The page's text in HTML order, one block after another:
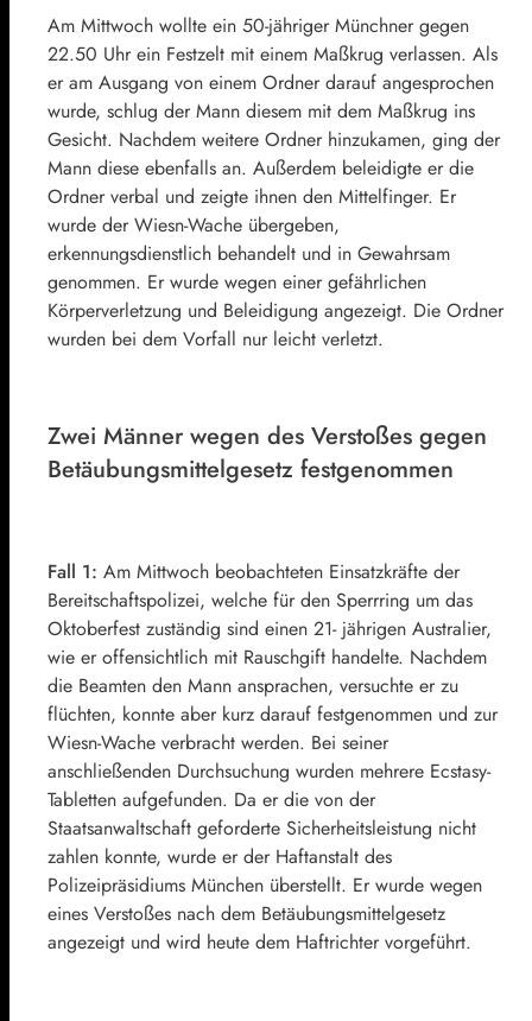
Am Mittwoch wollte ein 50-jähriger Münchner gegen
22.50 Uhr ein Festzelt mit einem Maßkrug verlassen. Als
er am Ausgang von einem Ordner darauf angesprochen
wurde, schlug der Mann diesem mit dem Maßkrug ins
Gesicht. Nachdem weitere Ordner hinzukamen, ging der
Mann diese ebenfalls an. Außerdem beleidigte er die
Ordner verbal und zeigte ihnen den Mittelfinger. Er
wurde der Wiesn-Wache übergeben,
erkennungsdienstlich behandelt und in Gewahrsam
genommen. Er wurde wegen einer gefährlichen
Körperverletzung und Beleidigung angezeigt. Die Ordner
wurden bei dem Vorfall nur leicht verletzt.
Zwei Männer wegen des Verstoßes gegen
Betäubungsmittelgesetz festgenommen
Fall 1: Am Mittwoch beobachteten Einsatzkräfte der
Bereitschaftspolizei, welche für den Sperrring um das
Oktoberfest zuständig sind einen 21- jährigen Australier,
wie er offensichtlich mit Rauschgift handelte. Nachdem
die Beamten den Mann ansprachen, versuchte er zu
flüchten, konnte aber kurz darauf festgenommen und zur
Wiesn-Wache verbracht werden. Bei seiner
anschließenden Durchsuchung wurden mehrere Ecstasy-
Tabletten aufgefunden. Da er die von der
Staatsanwaltschaft geforderte Sicherheitsleistung nicht
zahlen konnte, wurde er der Haftanstalt des
Polizeipräsidiums München überstellt. Er wurde wegen
eines Verstoßes nach dem Betäubungsmittelgesetz
angezeigt und wird heute dem Haftrichter vorgeführt.